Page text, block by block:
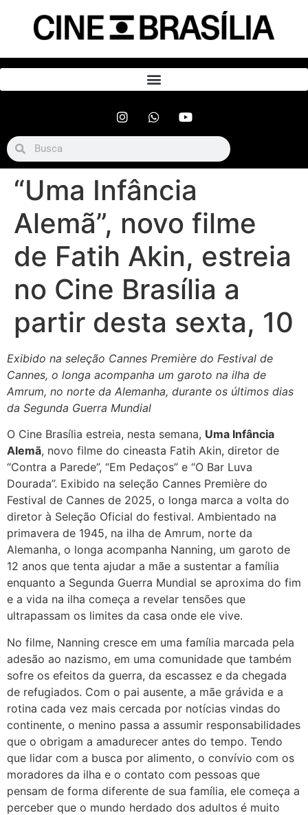
“Uma Infância
Alemã”, novo filme
de Fatih Akin, estreia
no Cine Brasília a
partir desta sexta, 10
Exibido na seleção Cannes Première do Festival de
Cannes, o longa acompanha um garoto na ilha de
Amrum, no norte da Alemanha, durante os últimos dias
da Segunda Guerra Mundial
O Cine Brasília estreia, nesta semana, Uma Infância
Alemã, novo filme do cineasta Fatih Akin, diretor de
“Contra a Parede”, “Em Pedaços” e “O Bar Luva
Dourada”. Exibido na seleção Cannes Première do
Festival de Cannes de 2025, o longa marca a volta do
diretor à Seleção Oficial do festival. Ambientado na
primavera de 1945, na ilha de Amrum, norte da
Alemanha, o longa acompanha Nanning, um garoto de
12 anos que tenta ajudar a mãe a sustentar a família
enquanto a Segunda Guerra Mundial se aproxima do fim
e a vida na ilha começa a revelar tensões que
ultrapassam os limites da casa onde ele vive.
No filme, Nanning cresce em uma família marcada pela
adesão ao nazismo, em uma comunidade que também
sofre os efeitos da guerra, da escassez e da chegada
de refugiados. Com o pai ausente, a mãe grávida e a
rotina cada vez mais cercada por notícias vindas do
continente, o menino passa a assumir responsabilidades
que o obrigam a amadurecer antes do tempo. Tendo
que lidar com a busca por alimento, o convívio com os
moradores da ilha e o contato com pessoas que
pensam de forma diferente de sua família, ele começa a
perceber que o mundo herdado dos adultos é muito